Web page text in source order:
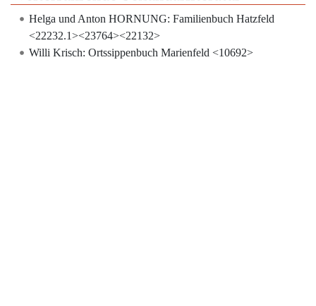
Helga und Anton HORNUNG: Familienbuch Hatzfeld
<22232.1><23764><22132>
Willi Krisch: Ortssippenbuch Marienfeld <10692>